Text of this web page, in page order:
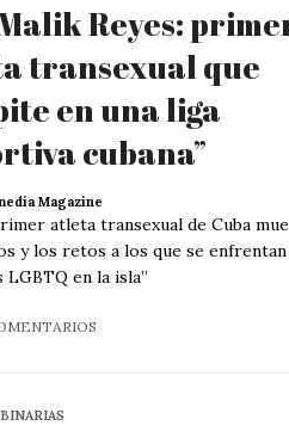
Reyes:
transexual que
en una liga
cubana”
Magazine
atleta transexual de Cuba
y los retos a los que se enfrentan
LGBTQ en la isla”